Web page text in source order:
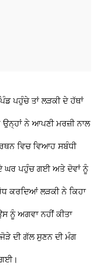
ਪਹੁੰਚੇ ਤਾਂ ਲੜਕੀ ਦੇ ਹੱਥਾਂ
ਉਨ੍ਹਾਂ ਨੇ ਆਪਣੀ ਮਰਜ਼ੀ ਨਾਲ
ਵਿਚ ਵਿਆਹ ਸਬੰਧੀ
ਦੇ ਘਰ ਪਹੁੰਚ ਗਈ ਅਤੇ ਦੋਵਾਂ ਨੂੰ
ਕਰਦਿਆਂ ਲੜਕੀ ਨੇ ਕਿਹਾ
ਨੂੰ ਅਗਵਾ ਨਹੀਂ ਕੀਤਾ
ਦੀ ਗੱਲ ਸੁਣਨ ਦੀ ਮੰਗ
ਗਈ।